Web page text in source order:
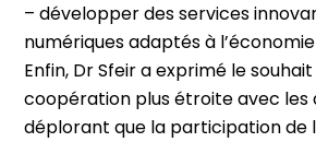
– développer des services
numériques adaptés à l’économie
Enfin, Dr Sfeir a exprimé le souhait
coopération plus étroite avec les
déplorant que la participation de